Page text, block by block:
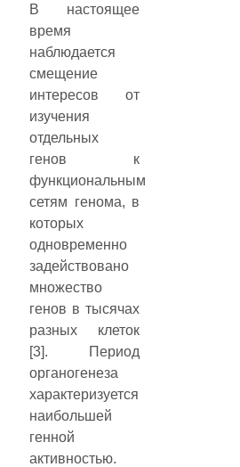
В настоящее
время
наблюдается
смещение
интересов от
изучения
отдельных
генов к
функциональным
сетям генома, в
которых
одновременно
задействовано
множество
генов в тысячах
разных клеток
[3]. Период
органогенеза
характеризуется
наибольшей
генной
активностью.